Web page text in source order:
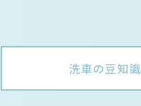
洗車の豆知識